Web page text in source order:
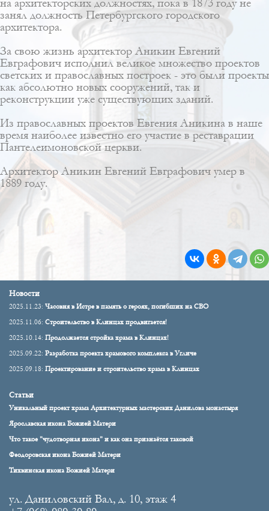
на архитекторских должностях, пока в 1873 году не
занял должность Петербургского городского
архитектора.
За свою жизнь архитектор Аникин Евгений
Евграфович исполнил великое множество проектов
светских и православных построек - это были проекты
как абсолютно новых сооружений, так и
реконструкции уже существующих зданий.
Из православных проектов Евгения Аникина в наше
время наиболее известно его участие в реставрации
Пантелеимоновской церкви.
Архитектор Аникин Евгений Евграфович умер в
1889 году.
Новости
2025.11.23: Часовня в Истре в память о героях, погибших на СВО
2025.11.06: Строительство в Клинцах продвигается!
2025.10.14: Продолжается стройка храма в Клинцах!
2025.09.22: Разработка проекта храмового комплекса в Угличе
2025.09.18: Проектирование и строительство храма в Клинцах
Статьи
Уникальный проект храма Архитектурных мастерских Данилова монастыря
Ярославская икона Божией Матери
Что такое "чудотворная икона" и как она признаётся таковой
Феодоровская икона Божией Матери
Тихвинская икона Божией Матери
ул. Даниловский Вал, д. 10, этаж 4